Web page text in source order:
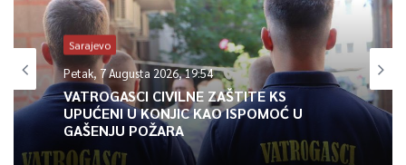
Sarajevo
Petak, 7 Augusta 2026, 19:54
VATROGASCI CIVILNE ZAŠTITE KS
UPUĆENI U KONJIC KAO ISPOMOĆ U
GAŠENJU POŽARA